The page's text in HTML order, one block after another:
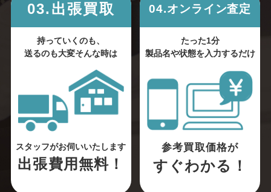
03.出張買取
持っていくのも、
送るのも大変そんな時は
スタッフがお伺いいたします
出張費用無料！
04.オンライン査定
たった1分
製品名や状態を入力するだけ
参考買取価格が
すぐわかる！